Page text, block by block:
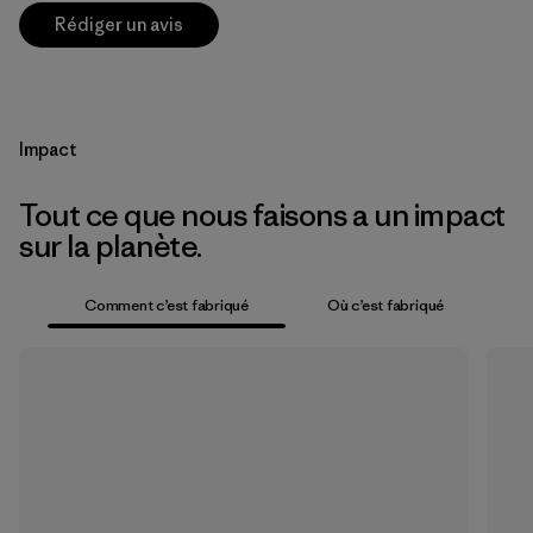
Rédiger un avis
Impact
Tout ce que nous faisons a un impact
sur la planète.
Comment c’est fabriqué Où c’est fabriqué